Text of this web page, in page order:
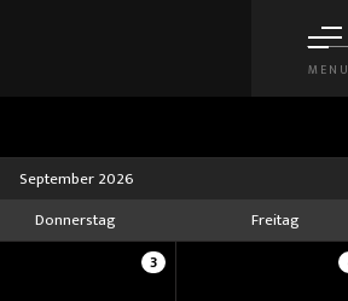
MENU
September 2026
Donnerstag Freitag
3